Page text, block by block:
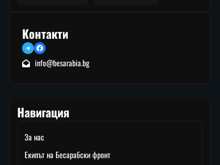
Контакти
TelegramFacebook
info@besarabia.bg
Навигация
За нас
Екипът на Бесарабски фронт